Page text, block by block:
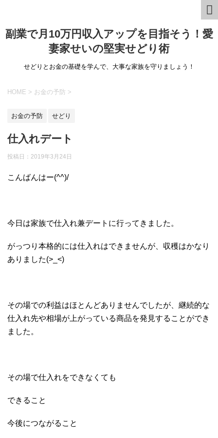
副業で月10万円収入アップを目指そう！愛
妻家せいの堅実せどり術
せどりとお金の基礎を学んで、大事な家族を守りましょう！
HOME > お金の予防 >
お金の予防 せどり
仕入れデート
投稿日： 2019年3月24日
こんばんはー(^^)/
今日は家族で仕入れ兼デートに行ってきました。
がっつり本格的には仕入れはできませんが、収穫はかなり
ありました(>_<)
その場での利益はほとんどありませんでしたが、継続的な
仕入れ先や相場が上がっている商品を発見することができ
ました。
その場で仕入れをできなくても
できること
今後につながること